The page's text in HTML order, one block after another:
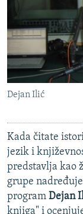
ISPRIČAJ MI
DNEVNO@RSE
SPECIJALI RSE
VIŠE OD NASLOVA
GENOCID U
TV LIBERTY
POST SCRIPTUM
MOJA EVROPA
TRI DECENIJE OD
PRATITE NAS
Sve RFE/RL
Dejan Ilić
Kada čitate
jezik i
predstavlja kao
grupe
program Dejan
knjiga" i